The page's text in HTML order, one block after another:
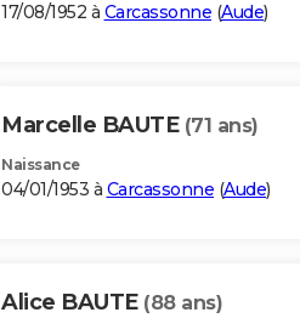
17/08/1952 à Carcassonne (Aude)
Marcelle BAUTE (71 ans)
Naissance
04/01/1953 à Carcassonne (Aude)
Alice BAUTE (88 ans)